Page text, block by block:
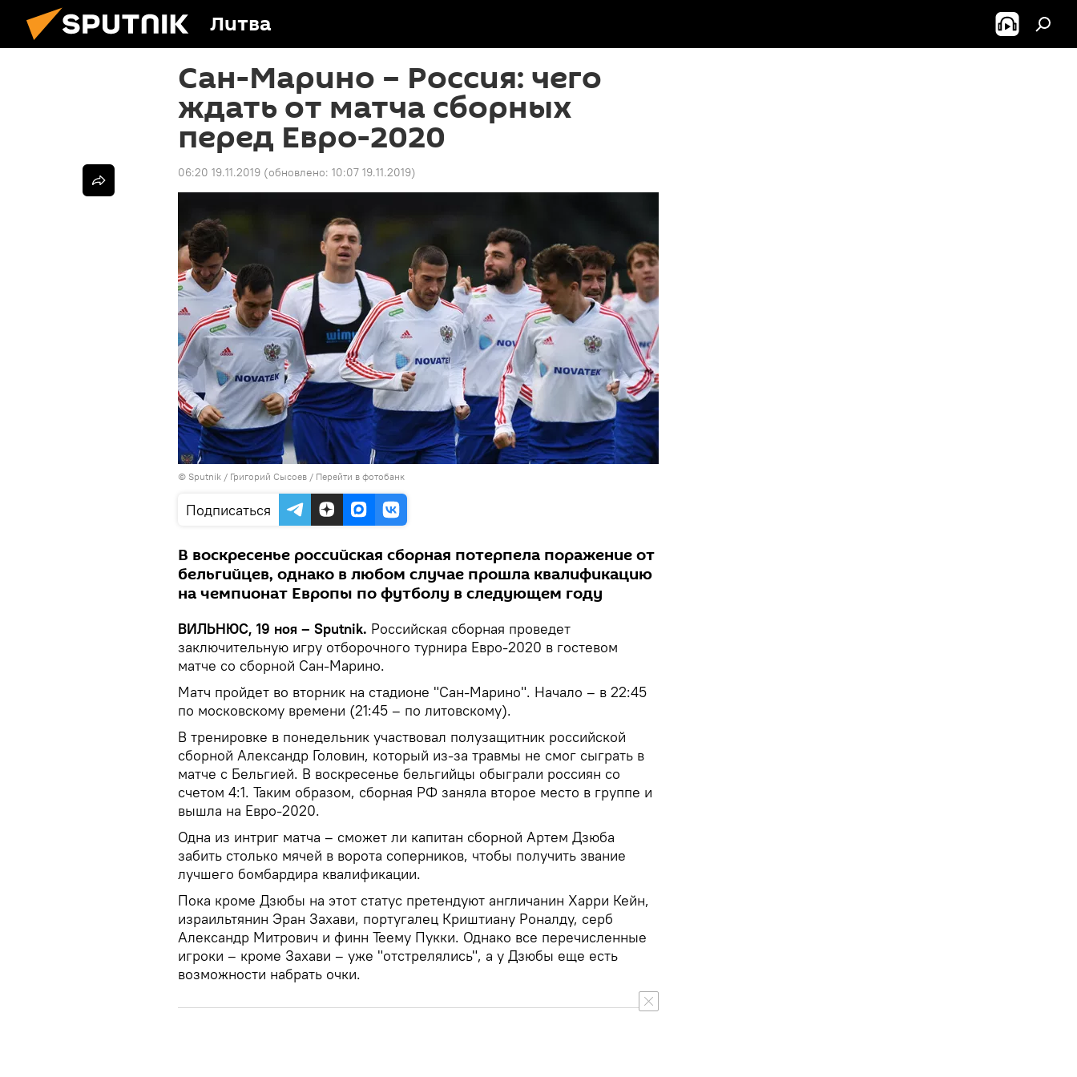
Литва
Сан-Марино – Россия: чего
ждать от матча сборных
перед Евро-2020
06:20 19.11.2019 (обновлено: 10:07 19.11.2019)
© Sputnik / Григорий Сысоев / Перейти в фотобанк
Подписаться
В воскресенье российская сборная потерпела поражение от
бельгийцев, однако в любом случае прошла квалификацию
на чемпионат Европы по футболу в следующем году
ВИЛЬНЮС, 19 ноя – Sputnik. Российская сборная проведет
заключительную игру отборочного турнира Евро-2020 в гостевом
матче со сборной Сан-Марино.
Матч пройдет во вторник на стадионе "Сан-Марино". Начало – в 22:45
по московскому времени (21:45 – по литовскому).
В тренировке в понедельник участвовал полузащитник российской
сборной Александр Головин, который из-за травмы не смог сыграть в
матче с Бельгией. В воскресенье бельгийцы обыграли россиян со
счетом 4:1. Таким образом, сборная РФ заняла второе место в группе и
вышла на Евро-2020.
Одна из интриг матча – сможет ли капитан сборной Артем Дзюба
забить столько мячей в ворота соперников, чтобы получить звание
лучшего бомбардира квалификации.
Пока кроме Дзюбы на этот статус претендуют англичанин Харри Кейн,
израильтянин Эран Захави, португалец Криштиану Роналду, серб
Александр Митрович и финн Теему Пукки. Однако все перечисленные
игроки – кроме Захави – уже "отстрелялись", а у Дзюбы еще есть
возможности набрать очки.